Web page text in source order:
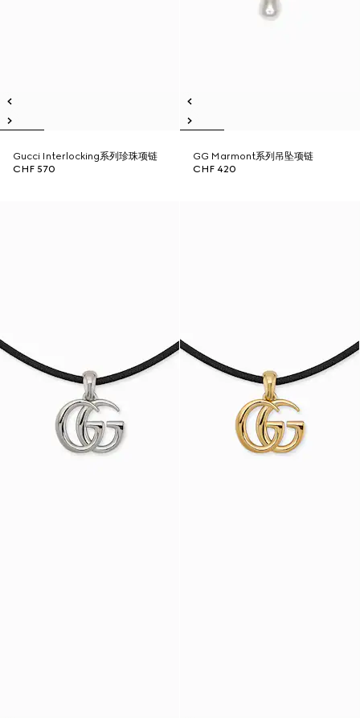
Gucci Interlocking系列珍珠项链
CHF 570
GG Marmont系列吊坠项链
CHF 420